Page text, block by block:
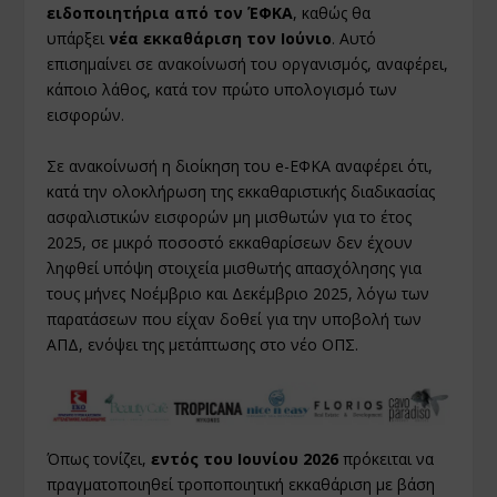
ειδοποιητήρια από τον ΈΦΚΑ, καθώς θα
υπάρξεινέα εκκαθάριση τον Ιούνιο. Αυτό
επισημαίνει σε ανακοίνωσή του οργανισμός, αναφέρει,
κάποιο λάθος, κατά τον πρώτο υπολογισμό των
εισφορών.
Σε ανακοίνωσή η διοίκηση του e-ΕΦΚΑ αναφέρει ότι,
κατά την ολοκλήρωση της εκκαθαριστικής διαδικασίας
ασφαλιστικών εισφορών μη μισθωτών για το έτος
2025, σε μικρό ποσοστό εκκαθαρίσεων δεν έχουν
ληφθεί υπόψη στοιχεία μισθωτής απασχόλησης για
τους μήνες Νοέμβριο και Δεκέμβριο 2025, λόγω των
παρατάσεων που είχαν δοθεί για την υποβολή των
ΑΠΔ, ενόψει της μετάπτωσης στο νέο ΟΠΣ.
Όπως τονίζει, εντός του Ιουνίου 2026 πρόκειται να
πραγματοποιηθεί τροποποιητική εκκαθάριση με βάση